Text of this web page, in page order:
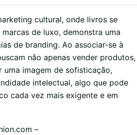
cultural, onde livros se
de luxo, demonstra uma
de branding. Ao associar-se à
não apenas vender produtos,
uma imagem de sofisticação,
intelectual, algo que pode
cada vez mais exigente e em
–